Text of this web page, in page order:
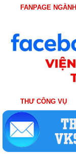
FANPAGE NGÀNH
THƯ CÔNG VỤ